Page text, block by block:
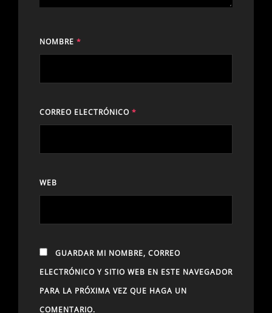
NOMBRE *
CORREO ELECTRÓNICO *
WEB
GUARDAR MI NOMBRE, CORREO
ELECTRÓNICO Y SITIO WEB EN ESTE NAVEGADOR
PARA LA PRÓXIMA VEZ QUE HAGA UN
COMENTARIO.